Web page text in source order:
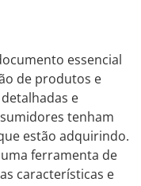
essencial
de produtos e
e
tenham
estão adquirindo.
ferramenta de
características e